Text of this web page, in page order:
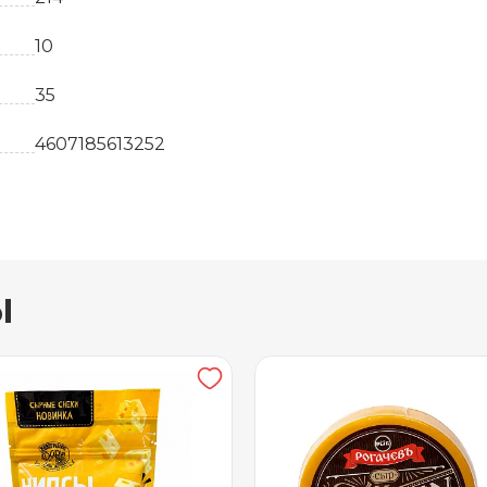
10
35
4607185613252
3 месяца
от +2 до +6